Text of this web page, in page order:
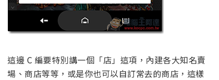
這邊 C 編要特別講一個「店」這項，內建各大知名賣
場、商店等等，或是你也可以自訂常去的商店，這樣